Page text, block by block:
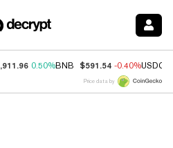
0.50%BNB $591.54 -0.40%USDC
Price data by